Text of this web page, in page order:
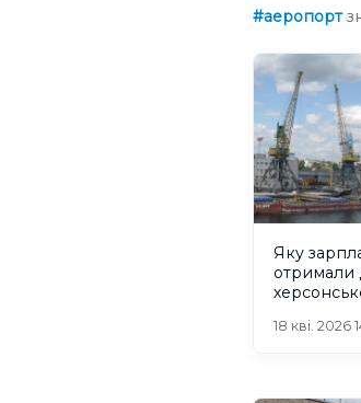
#аеропорт
Яку
отримали
18 кві. 2026